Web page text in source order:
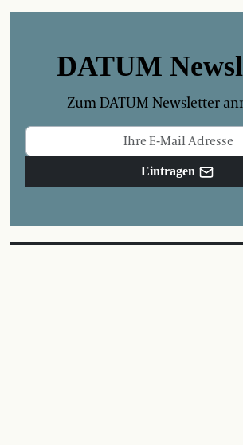
DATUM
Zum DATUM Newsletter
Eintragen